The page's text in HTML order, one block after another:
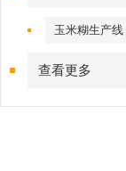
玉米糊生产线
查看更多